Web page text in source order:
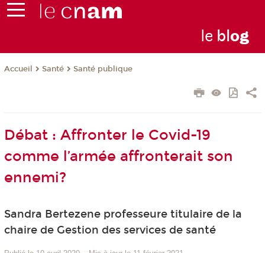
le blog
Accueil Santé Santé publique
Débat : Affronter le Covid-19
comme l’armée affronterait son
ennemi?
Sandra Bertezene professeure titulaire de la
chaire de Gestion des services de santé